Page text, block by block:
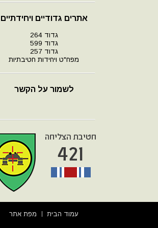
אתרים גדודיים ויחידתיים
גדוד 264
גדוד 599
גדוד 257
מפח"ט ויחידות חטיבתיות
לשמור על הקשר
עמוד הבית מפת אתר